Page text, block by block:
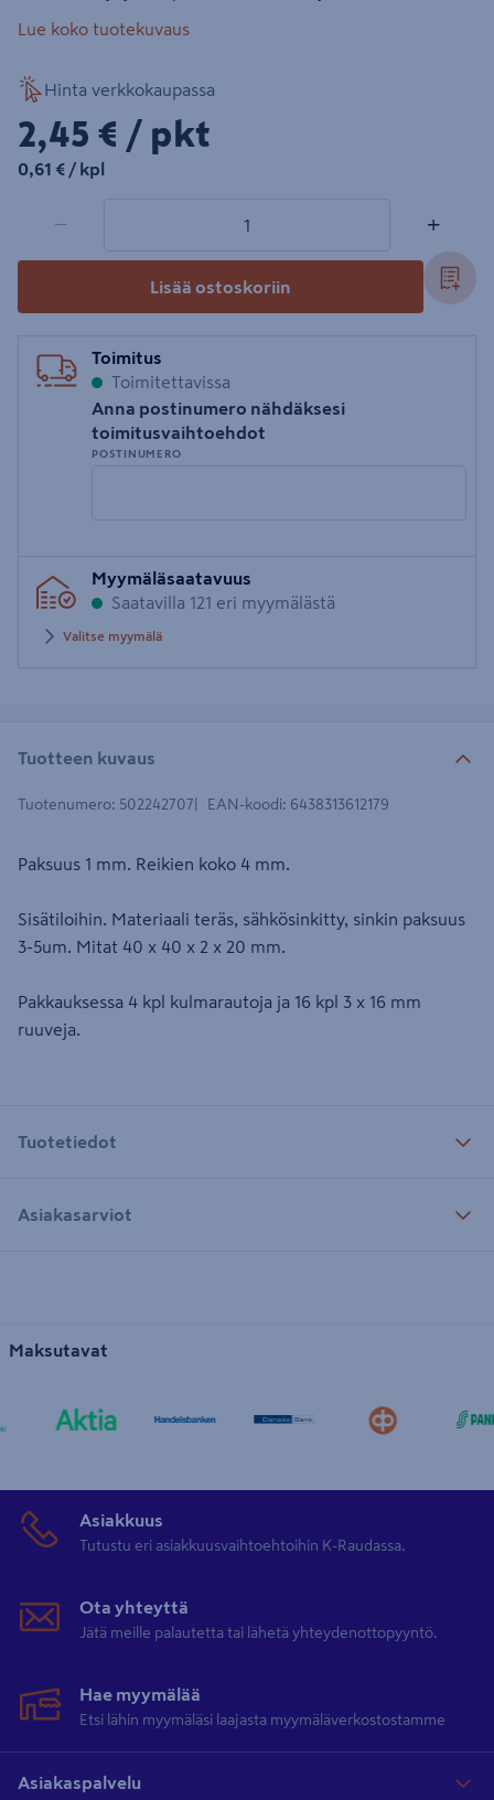
Lue koko tuotekuvaus
Hinta verkkokaupassa
2,45€/pkt
2,45 € / pkt
0,61€/kpl
0,61 € / kpl
− +
Lisää ostoskoriin
Toimitus
Toimitettavissa
Anna postinumero nähdäksesi
toimitusvaihtoehdot
POSTINUMERO
postinumero
Myymäläsaatavuus
Saatavilla 121 eri myymälästä
Valitse myymälä
Tuotteen kuvaus
Tuotenumero: 502242707 EAN-koodi: 6438313612179
Paksuus 1 mm. Reikien koko 4 mm.
Sisätiloihin. Materiaali teräs, sähkösinkitty, sinkin paksuus
3-5um. Mitat 40 x 40 x 2 x 20 mm.
Pakkauksessa 4 kpl kulmarautoja ja 16 kpl 3 x 16 mm
ruuveja.
Tuotetiedot
Asiakasarviot
Maksutavat
Asiakkuus
Tutustu eri asiakkuusvaihtoehtoihin K-Raudassa.
Ota yhteyttä
Jätä meille palautetta tai lähetä yhteydenottopyyntö.
Hae myymälää
Etsi lähin myymäläsi laajasta myymäläverkostostamme
Asiakaspalvelu